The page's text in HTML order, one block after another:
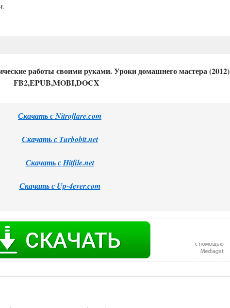
работы своими руками. Уроки домашнего мастера (2012)
FB2,EPUB,MOBI,DOCX
Скачать с Nitroflare.com
Скачать с Turbobit.net
Скачать с Hitfile.net
Скачать с Up-4ever.com